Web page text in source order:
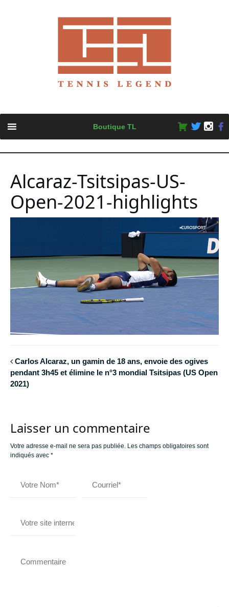
content
Boutique TL
Alcaraz-Tsitsipas-US-
Open-2021-highlights
Carlos Alcaraz, un gamin de 18 ans, envoie des ogives
pendant 3h45 et élimine le n°3 mondial Tsitsipas (US Open
2021)
Laisser un commentaire
Votre adresse e-mail ne sera pas publiée. Les champs obligatoires sont
indiqués avec *